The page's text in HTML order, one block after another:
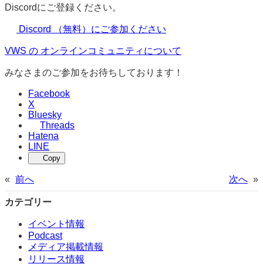
Discordにご登録ください。
Discord （無料）にご参加ください
VWS の オンラインコミュニティについて
みなさまのご参加をお待ちしております！
Facebook
X
Bluesky
Threads
Hatena
LINE
Copy
« 前へ 次へ »
カテゴリー
イベント情報
Podcast
メディア掲載情報
リリース情報